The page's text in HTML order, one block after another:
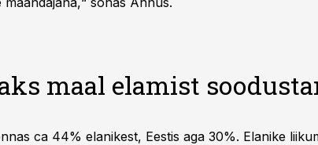
maal elamist
ca 44% elanikest, Eestis aga 30%. Elanike